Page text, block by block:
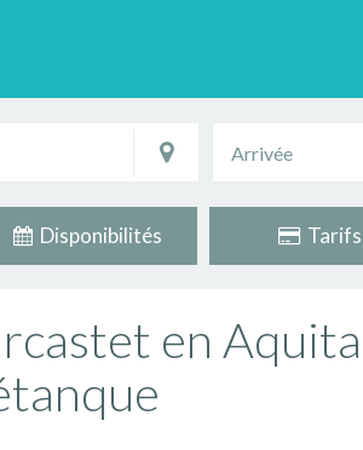
Disponibilités Tarifs
en